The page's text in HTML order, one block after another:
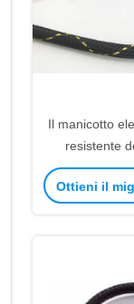
Il manicotto
resistente
Ottieni il